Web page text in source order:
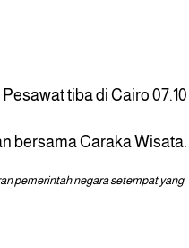
tiba di Cairo 07.10
bersama Caraka Wisata.
pemerintah negara setempat yang